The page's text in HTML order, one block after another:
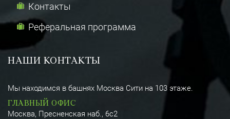
Контакты
Реферальная программа
НАШИ КОНТАКТЫ
Мы находимся в башнях Москва Сити на 103 этаже.
ГЛАВНЫЙ ОФИС
Москва, Пресненская наб., 6с2